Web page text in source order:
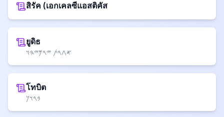
สิรัค (เอกเคลซีแอสติคัส
ยูดิธ
𐤀𐤂𐤓𐤕 𐤉𐤓𐤌𐤉𐤄𐤅
โทบิต
𐤁𐤓𐤅𐤊